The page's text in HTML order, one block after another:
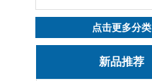
点击更多分类
新品推荐